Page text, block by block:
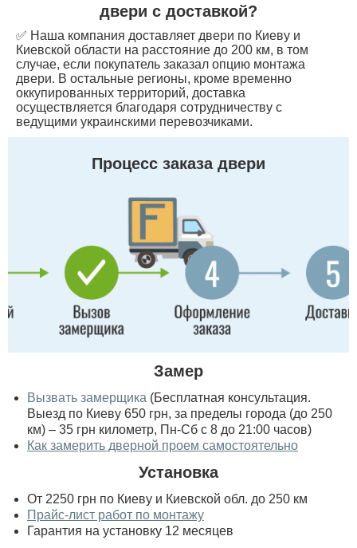
двери с доставкой?
✅ Наша компания доставляет двери по Киеву и
Киевской области на расстояние до 200 км, в том
случае, если покупатель заказал опцию монтажа
двери. В остальные регионы, кроме временно
оккупированных территорий, доставка
осуществляется благодаря сотрудничеству с
ведущими украинскими перевозчиками.
Процесс заказа двери
Замер
Вызвать замерщика (Бесплатная консультация.
Выезд по Киеву 650 грн, за пределы города (до 250
км) – 35 грн километр, Пн-Сб с 8 до 21:00 часов)
Как замерить дверной проем самостоятельно
Установка
От 2250 грн по Киеву и Киевской обл. до 250 км
Прайс-лист работ по монтажу
Гарантия на установку 12 месяцев